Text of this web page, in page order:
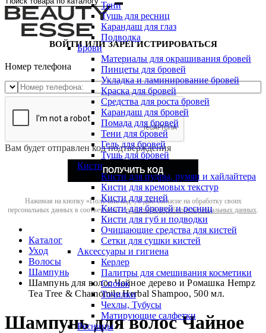
Тени
Тушь для ресниц
Карандаш для глаз
Подводка
Брови
Материалы для окрашивания бровей
Пинцеты для бровей
Укладка и ламинирование бровей
Краска для бровей
Средства для роста бровей
Карандаш для бровей
Помада для бровей
Тени для бровей
Гель для бровей
Тушь для бровей
Кисти
Кисти для пудры, румян и хайлайтера
Кисти для кремовых текстур
Кисти для теней
Кисти для бровей и ресниц
Кисти для губ и подводки
Очищающие средства для кистей
Сетки для сушки кистей
Аксессуары и гигиена
Керлер
Палитры для смешивания косметики
Спонж
Точилки
Чехлы, Тубусы
Матирующие салфетки
Ресницы
ВОЙТИ ИЛИ ЗАРЕГИСТРИРОВАТЬСЯ
Номер телефона
Вам будет отправлен код подтверждения
ПОЛУЧИТЬ КОД
Нажимая на кнопку «Получить код», я даю согласие на обработку своих
персональных данных в соответствии сполитикой обработки персональных данных.
Каталог
Уход
Волосы
Шампунь
Шампунь для волос Чайное дерево и Ромашка Hempz
Tea Tree & Chamomile Herbal Shampoo, 500 мл.
Шампунь для волос Чайное